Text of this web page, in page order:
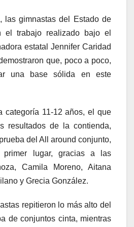
las gimnastas del Estado de
el trabajo realizado bajo el
estatal Jennifer Caridad
que, poco a poco,
una base sólida en este
categoría 11-12 años, el que
resultados de la contienda,
del All around conjunto,
primer lugar, gracias a las
Camila Moreno, Aitana
y Grecia González.
repitieron lo más alto del
de conjuntos cinta, mientras